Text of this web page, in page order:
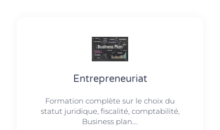
Entrepreneuriat
Formation complète sur le choix du
statut juridique, fiscalité, comptabilité,
Business plan....